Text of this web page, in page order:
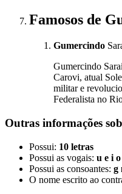
Famosos de
Gumercindo
Gumercindo
Carovi, atual
militar e
Federalista no
Outras informações
Possui: 10 letras
Possui as vogais: u e i o
Possui as consoantes: g
O nome escrito ao